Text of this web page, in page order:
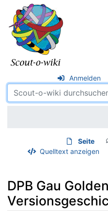
Anmelden
Seite
Quelltext anzeigen
DPB Gau